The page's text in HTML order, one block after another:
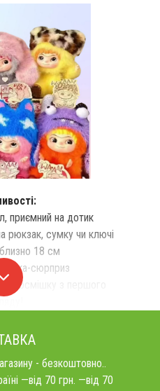
приємний на дотик
рюкзак, сумку чи ключі
18 см
сюрприз
посмішку з першого
- безкоштовно..
—від 70 грн. —від 70